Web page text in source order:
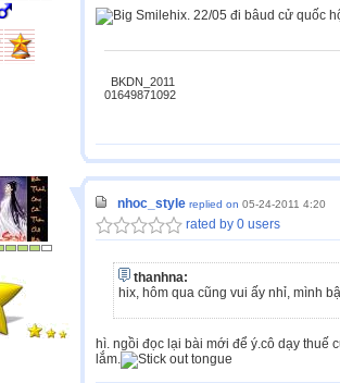
hix. 22/05 đi bâud cử quốc
BKDN_2011
01649871092
nhoc_style replied on 05-24-2011 4:20
rated by 0 users
thanhna:
hix, hôm qua cũng vui ấy nhỉ, mình
hì. ngồi đọc lại bài mới để ý.cô dạy thuế
lắm.